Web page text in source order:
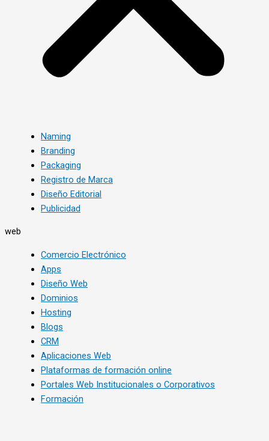
Naming
Branding
Packaging
Registro de Marca
Diseño Editorial
Publicidad
web
Comercio Electrónico
Apps
Diseño Web
Dominios
Hosting
Blogs
CRM
Aplicaciones Web
Plataformas de formación online
Portales Web Institucionales o Corporativos
Formación